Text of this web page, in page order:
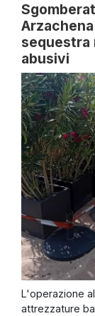
sequestra
abusivi
L'operazione
attrezzature